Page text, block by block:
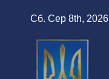
Сб. Сер 8th, 2026